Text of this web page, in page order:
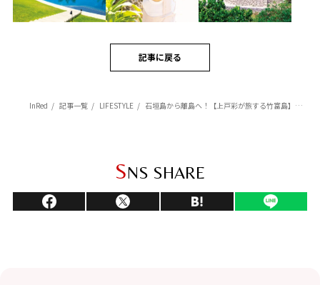
記事に戻る
InRed 記事一覧 LIFESTYLE 石垣島から離島へ！【上戸彩が旅する竹富島】伝統的な文化に触れながら島時間をゆるりと過ごす
SNS SHARE